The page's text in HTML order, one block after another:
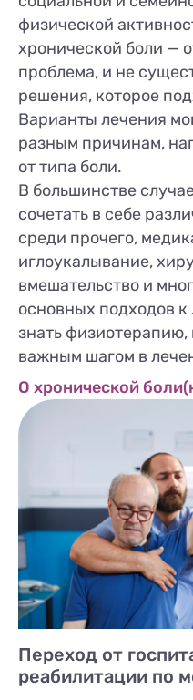
физической
хронической боли —
проблема, и не
решения, которое
Варианты лечения
разным причинам,
от типа боли.
В большинстве
сочетать в себе
среди прочего,
иглоукалывание,
вмешательство и
основных подходов
знать физиотерапию,
важным шагом в
О хронической
Переход от
реабилитации по